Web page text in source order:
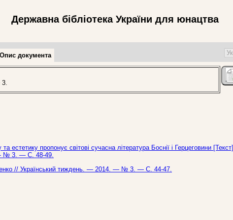
Державна бібліотека України для юнацтва
Опис документа
естетику пропонує світові сучасна література Боснії і Герцеговини [Текст]
№ 3. — С. 48-49.
// Український тиждень. — 2014. — № 3. — С. 44-47.